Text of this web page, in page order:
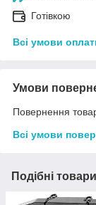
Готівкою
Всі умови
Умови
Повернення
Всі умови
Подібні